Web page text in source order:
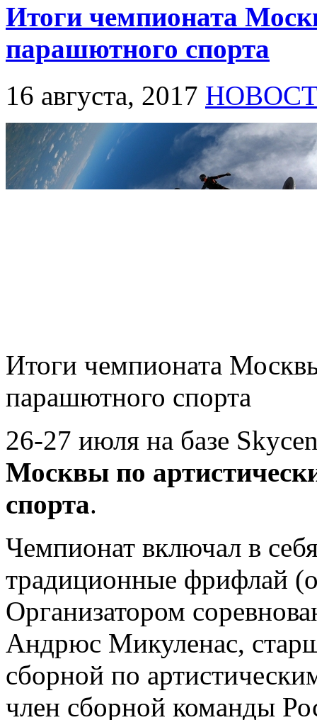
Итоги чемпионата
парашютного спорта
16 августа, 2017
Итоги чемпионата
парашютного спорта
26-27 июля на базе
Москвы по
спорта.
Чемпионат включал в
традиционные фрифлай
Организатором
Андрюс Микуленас,
сборной по
член сборной команды